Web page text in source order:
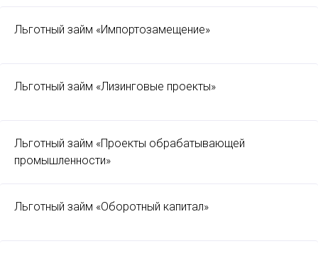
Льготный займ «Импортозамещение»
Льготный займ «Лизинговые проекты»
Льготный займ «Проекты обрабатывающей
промышленности»
Льготный займ «Оборотный капитал»